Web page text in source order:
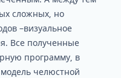
сложных, но
–визуальное
Все полученные
программу, в
модель челюстной